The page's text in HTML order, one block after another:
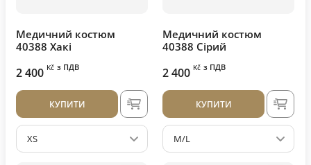
Медичний костюм
40388 Хакі
2 400 Kč з ПДВ
КУПИТИ
XS
Медичний костюм
40388 Сірий
2 400 Kč з ПДВ
КУПИТИ
M/L